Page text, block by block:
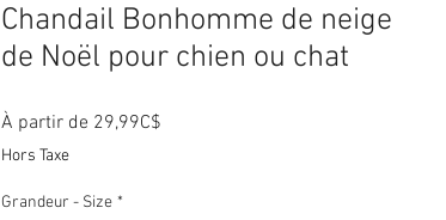
Chandail Bonhomme de neige
de Noël pour chien ou chat
À partir de 29,99C$
Hors Taxe
Grandeur - Size *